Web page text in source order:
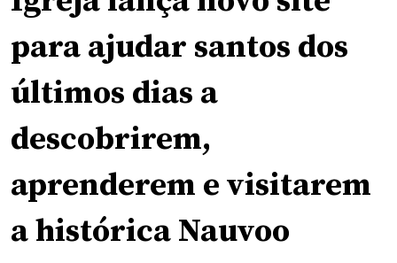
para ajudar santos dos
últimos dias a
descobrirem,
aprenderem e visitarem
a histórica Nauvoo